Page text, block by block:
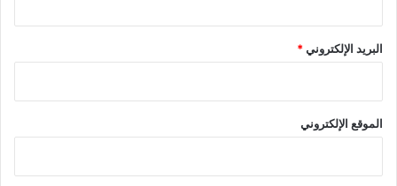
البريد الإلكتروني*
الموقع الإلكتروني